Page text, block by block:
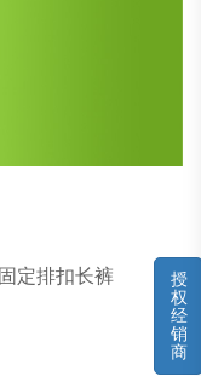
定排扣长裤
授
权
经
销
商